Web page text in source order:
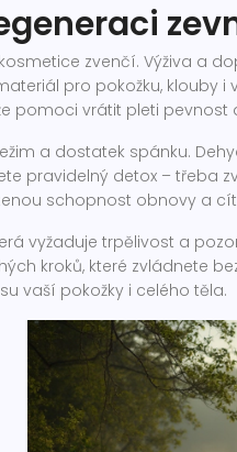
zvenčí. Výživa a
pro pokožku, klouby
pomoci vrátit pleti pevnost
a dostatek spánku.
pravidelný detox – třeba
schopnost obnovy a
vyžaduje trpělivost a
kroků, které zvládnete
vaší pokožky i celého těla.